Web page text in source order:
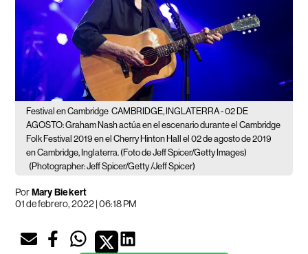
Festival en Cambridge CAMBRIDGE, INGLATERRA - 02 DE
AGOSTO: Graham Nash actúa en el escenario durante el Cambridge
Folk Festival 2019 en el Cherry Hinton Hall el 02 de agosto de 2019
en Cambridge, Inglaterra. (Foto de Jeff Spicer/Getty Images)
(Photographer: Jeff Spicer/Getty /Jeff Spicer)
PorMary Biekert
01 de febrero, 2022 | 06:18 PM